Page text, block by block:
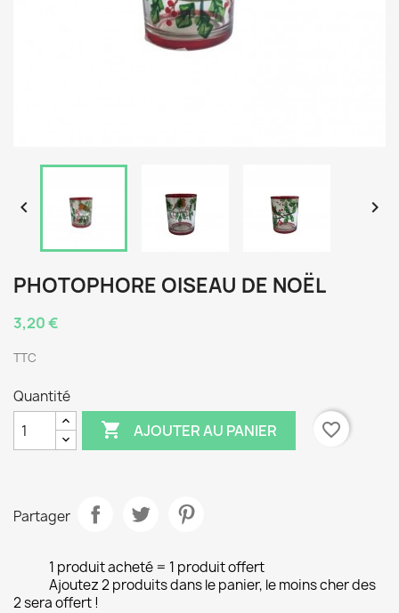
 
PHOTOPHORE OISEAU DE NOËL
3,20 €
TTC
Quantité
 AJOUTER AU PANIER favorite_border
Partager
1 produit acheté = 1 produit offert
Ajoutez 2 produits dans le panier, le moins cher des
2 sera offert !